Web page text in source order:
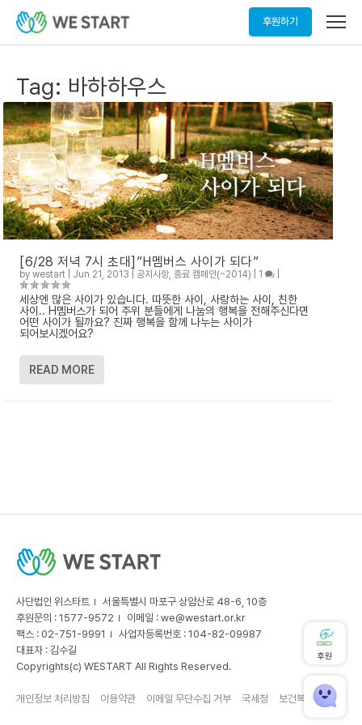
후원하기
메
열
Tag: 바하하우스
[6/28 저녁 7시 초대]”H멤버스 사이가 되다”
by westart Jun 21, 2013 공지사항 종료 캠페인(~2014) 1
세상엔 많은 사이가 있습니다. 따뜻한 사이, 사랑하는 사이, 친한
사이.. H멤버스가 되어 주위 분들에게 나눔의 행복을 전해주신다면
어떤 사이가 될까요? 진짜 행복을 함께 나누는 사이가
되어보시겠어요?
READ MORE
사단법인 위스타트
서울특별시 마포구 상암산로 48-6, 10층
후원문의 : 1577-9572
이메일 : we@westart.or.kr
팩스 : 02-751-9991
사업자등록번호 : 104-82-09987
대표자 : 김수길
Copyrights(c) WESTART All Rights Reserved.
개인정보 처리방침 이용약관 이메일 무단수집 거부 국세청 보건복지부
후원